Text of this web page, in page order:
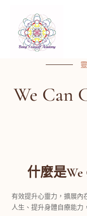
We Can
什麼是We
有效提升心靈力，擴展內
人生、提升身體自療能力